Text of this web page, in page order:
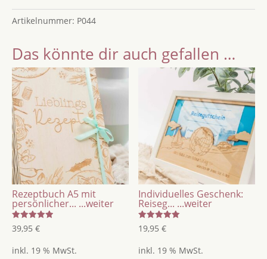
Menge
Artikelnummer: P044
Das könnte dir auch gefallen …
Rezeptbuch A5 mit
persönlicher... ...weiter
Bewertet
mit
von 5
39,95 €
inkl. 19 % MwSt.
Individuelles Geschenk:
Reiseg... ...weiter
Bewertet
mit
von 5
19,95€
inkl. 19 % MwSt.